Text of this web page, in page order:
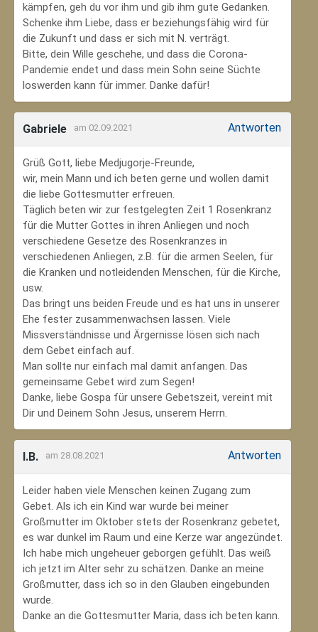
kämpfen, geh du vor ihm und gib ihm gute Gedanken.
Schenke ihm Liebe, dass er beziehungsfähig wird für
die Zukunft und dass er sich mit N. verträgt.
Bitte, dein Wille geschehe, und dass die Corona-
Pandemie endet und dass mein Sohn seine Süchte
loswerden kann für immer. Danke dafür!
Gabriele am 02.09.2021 Antworten
Grüß Gott, liebe Medjugorje-Freunde,
wir, mein Mann und ich beten gerne und wollen damit
die liebe Gottesmutter erfreuen.
Täglich beten wir zur festgelegten Zeit 1 Rosenkranz
für die Mutter Gottes in ihren Anliegen und noch
verschiedene Gesetze des Rosenkranzes in
verschiedenen Anliegen, z.B. für die armen Seelen, für
die Kranken und notleidenden Menschen, für die Kirche,
usw.
Das bringt uns beiden Freude und es hat uns in unserer
Ehe fester zusammenwachsen lassen. Viele
Missverständnisse und Ärgernisse lösen sich nach
dem Gebet einfach auf.
Man sollte nur einfach mal damit anfangen. Das
gemeinsame Gebet wird zum Segen!
Danke, liebe Gospa für unsere Gebetszeit, vereint mit
Dir und Deinem Sohn Jesus, unserem Herrn.
I.B. am 28.08.2021 Antworten
Leider haben viele Menschen keinen Zugang zum
Gebet. Als ich ein Kind war wurde bei meiner
Großmutter im Oktober stets der Rosenkranz gebetet,
es war dunkel im Raum und eine Kerze war angezündet.
Ich habe mich ungeheuer geborgen gefühlt. Das weiß
ich jetzt im Alter sehr zu schätzen. Danke an meine
Großmutter, dass ich so in den Glauben eingebunden
wurde.
Danke an die Gottesmutter Maria, dass ich beten kann.